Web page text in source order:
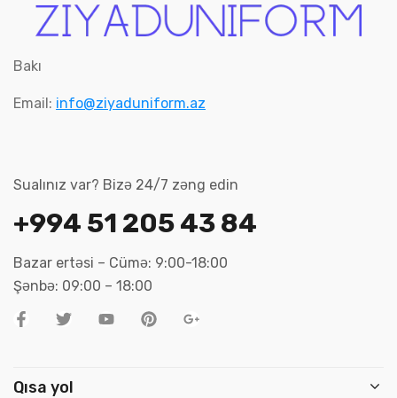
Bakı
Email: info@ziyaduniform.az
Sualınız var? Bizə 24/7 zəng edin
+994 51 205 43 84
Bazar ertəsi – Cümə: 9:00-18:00
Şənbə: 09:00 – 18:00
Qısa yol